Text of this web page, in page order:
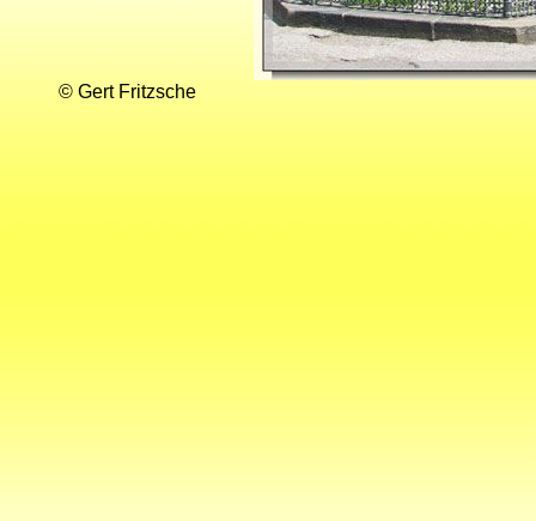
© Gert Fritzsche